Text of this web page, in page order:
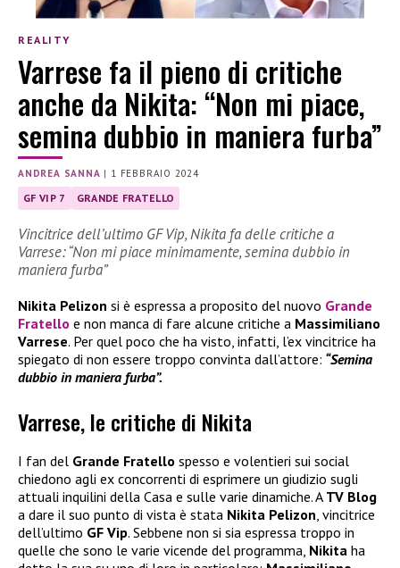
REALITY
Varrese fa il pieno di critiche
anche da Nikita: “Non mi piace,
semina dubbio in maniera furba”
ANDREA SANNA | 1 FEBBRAIO 2024
GF VIP 7 GRANDE FRATELLO
Vincitrice dell’ultimo GF Vip, Nikita fa delle critiche a
Varrese: “Non mi piace minimamente, semina dubbio in
maniera furba”
Nikita Pelizon si è espressa a proposito del nuovo Grande
Fratello e non manca di fare alcune critiche a Massimiliano
Varrese. Per quel poco che ha visto, infatti, l’ex vincitrice ha
spiegato di non essere troppo convinta dall’attore: “Semina
dubbio in maniera furba”.
Varrese, le critiche di Nikita
I fan del Grande Fratello spesso e volentieri sui social
chiedono agli ex concorrenti di esprimere un giudizio sugli
attuali inquilini della Casa e sulle varie dinamiche. A TV Blog
a dare il suo punto di vista è stata Nikita Pelizon , vincitrice
dell’ultimo GF Vip. Sebbene non si sia espressa troppo in
quelle che sono le varie vicende del programma, Nikita ha